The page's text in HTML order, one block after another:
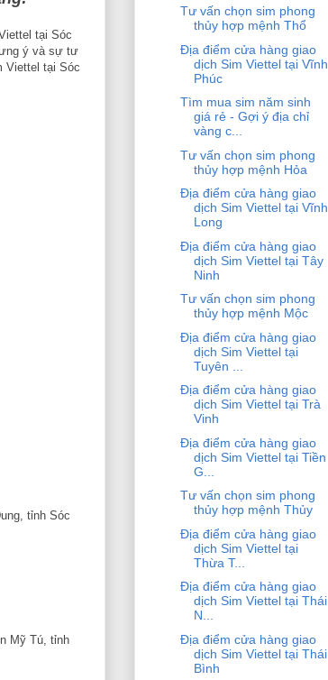
tại Sóc
ý và sự tư
Viettel tại Sóc
tỉnh Sóc
Mỹ Tú, tỉnh
Tư vấn chọn sim phong
thủy hợp mệnh Thổ
Địa điểm cửa hàng giao
dịch Sim Viettel tại Vĩnh
Phúc
Tìm mua sim năm sinh
giá rẻ - Gợi ý địa chỉ
vàng c...
Tư vấn chọn sim phong
thủy hợp mệnh Hỏa
Địa điểm cửa hàng giao
dịch Sim Viettel tại Vĩnh
Long
Địa điểm cửa hàng giao
dịch Sim Viettel tại Tây
Ninh
Tư vấn chọn sim phong
thủy hợp mệnh Mộc
Địa điểm cửa hàng giao
dịch Sim Viettel tại
Tuyên ...
Địa điểm cửa hàng giao
dịch Sim Viettel tại Trà
Vinh
Địa điểm cửa hàng giao
dịch Sim Viettel tại Tiền
G...
Tư vấn chọn sim phong
thủy hợp mệnh Thủy
Địa điểm cửa hàng giao
dịch Sim Viettel tại
Thừa T...
Địa điểm cửa hàng giao
dịch Sim Viettel tại Thái
N...
Địa điểm cửa hàng giao
dịch Sim Viettel tại Thái
Bình